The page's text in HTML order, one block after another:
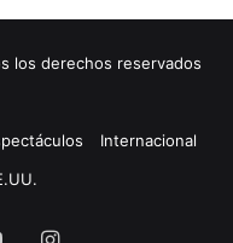
los derechos reservados
Internacional
YouTubeInstagram